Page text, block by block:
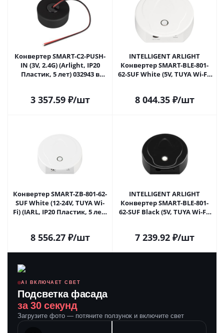
Конвертер SMART-C2-PUSH-
IN (3V, 2.4G) (Arlight, IP20
Пластик, 5 лет) 032943 в
3 357.59₽/шт
INTELLIGENT ARLIGHT
Конвертер SMART-BLE-801-
62-SUF White (5V, TUYA Wi-Fi)
8 044.35₽/шт
Конвертер SMART-ZB-801-62-
SUF White (12-24V, TUYA Wi-
Fi) (IARL, IP20 Пластик, 5 лет)
8 556.27₽/шт
INTELLIGENT ARLIGHT
Конвертер SMART-BLE-801-
62-SUF Black (5V, TUYA Wi-Fi)
7 239.92₽/шт
AI ВКЛЮЧАЕТ СВЕТ
Подсветка фасада
за 30 секунд
Загрузите фото — потяните ползунок и включите свет